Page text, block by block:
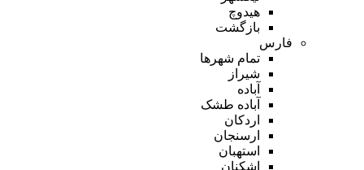
هیدوچ
بازگشت
فارس
تمام شهر‌ها
شیراز
آباده
آباده طشک
اردکان
ارسنجان
استهبان
اشکنان